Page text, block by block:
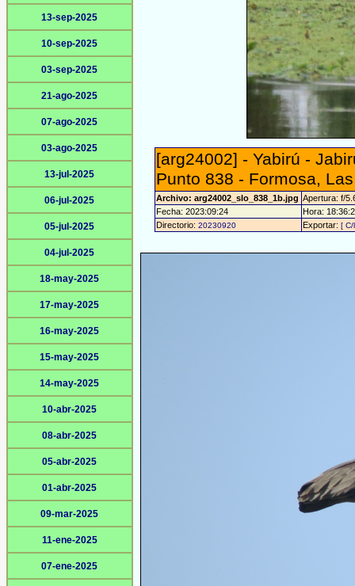
13-sep-2025
10-sep-2025
03-sep-2025
21-ago-2025
07-ago-2025
03-ago-2025
13-jul-2025
06-jul-2025
05-jul-2025
04-jul-2025
18-may-2025
17-may-2025
16-may-2025
15-may-2025
14-may-2025
10-abr-2025
08-abr-2025
05-abr-2025
01-abr-2025
09-mar-2025
11-ene-2025
07-ene-2025
[arg24002] - Yabirú -
Punto 838 - Formosa,
Archivo: arg24002_slo_838_1b.jpg Apertura: f/
Fecha: 2023:09:24
Hora:
Directorio:20230920 Exportar:[